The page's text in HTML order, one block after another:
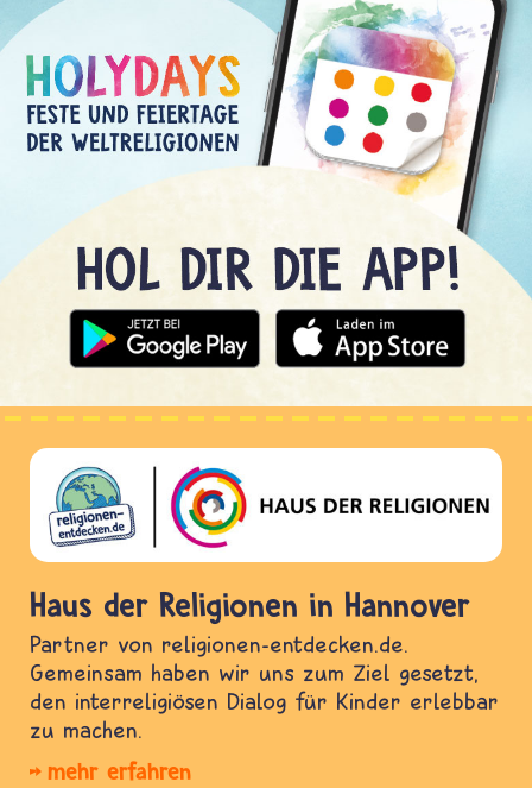
Haus der Religionen in Hannover
Partner von religionen-entdecken.de.
Gemeinsam haben wir uns zum Ziel gesetzt,
den interreligiösen Dialog für Kinder erlebbar
zu machen.
mehr erfahren